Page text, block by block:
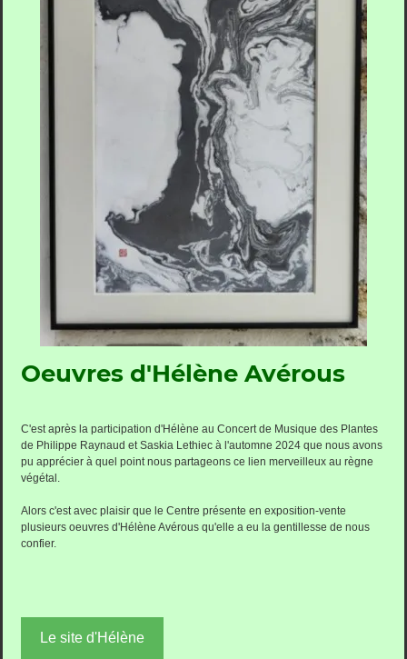
Oeuvres d'Hélène Avérous
C'est après la participation d'Hélène au Concert de Musique des Plantes
de Philippe Raynaud et Saskia Lethiec à l'automne 2024 que nous avons
pu apprécier à quel point nous partageons ce lien merveilleux au règne
végétal.
Alors c'est avec plaisir que le Centre présente en exposition-vente
plusieurs oeuvres d'Hélène Avérous qu'elle a eu la gentillesse de nous
confier.
Le site d'Hélène